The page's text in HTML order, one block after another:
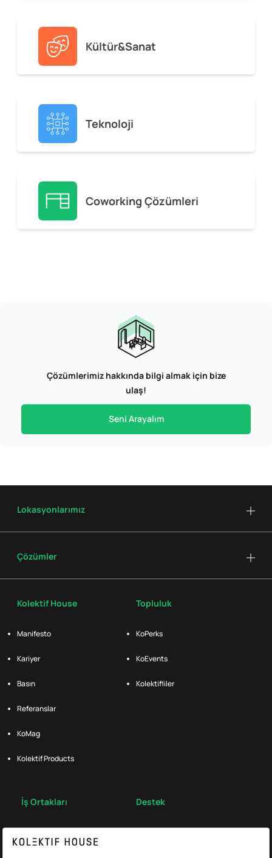
Kültür&Sanat
Teknoloji
Coworking Çözümleri
Çözümlerimiz hakkında bilgi almak için bize
ulaş!
Seni Arayalım
Kolektif House
Manifesto
Kariyer
Basın
Referanslar
KoMag
Kolektif Products
Topluluk
KoPerks
KoEvents
Kolektifliler
İş Ortakları Destek
Lokasyonlarımız
Çözümler